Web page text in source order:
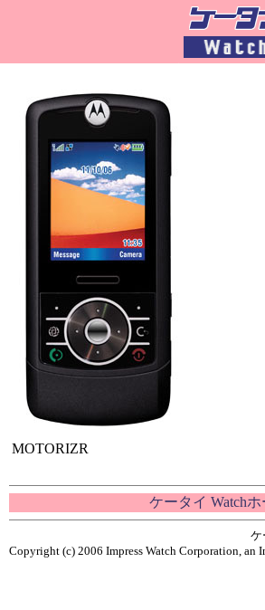
MOTORIZR
ケータイ Watch
ケ
Copyright (c) 2006 Impress Watch Corporation, an